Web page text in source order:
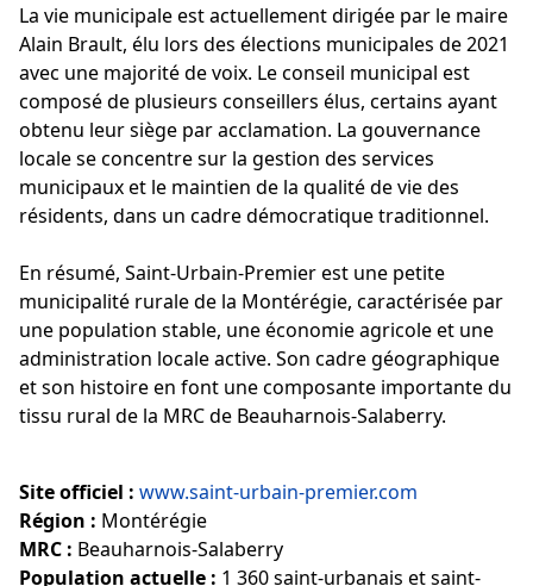
La vie municipale est actuellement dirigée par le maire
Alain Brault, élu lors des élections municipales de 2021
avec une majorité de voix. Le conseil municipal est
composé de plusieurs conseillers élus, certains ayant
obtenu leur siège par acclamation. La gouvernance
locale se concentre sur la gestion des services
municipaux et le maintien de la qualité de vie des
résidents, dans un cadre démocratique traditionnel.
En résumé, Saint-Urbain-Premier est une petite
municipalité rurale de la Montérégie, caractérisée par
une population stable, une économie agricole et une
administration locale active. Son cadre géographique
et son histoire en font une composante importante du
tissu rural de la MRC de Beauharnois-Salaberry.
Site officiel : www.saint-urbain-premier.com
Région : Montérégie
MRC : Beauharnois-Salaberry
Population actuelle : 1 360 saint-urbanais et saint-